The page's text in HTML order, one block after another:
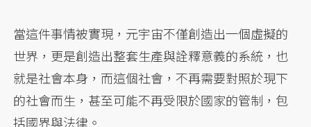
當這件事情被實現，元宇宙不僅創造出一個虛擬的
世界，更是創造出整套生產與詮釋意義的系統，也
就是社會本身，而這個社會，不再需要對照於現下
的社會而生，甚至可能不再受限於國家的管制，包
括國界與法律。